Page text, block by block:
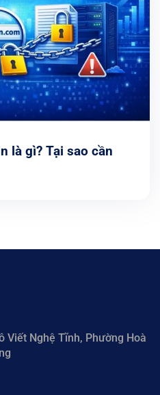
là gì? Tại sao cần
Viết Nghệ Tĩnh, Phường Hoà